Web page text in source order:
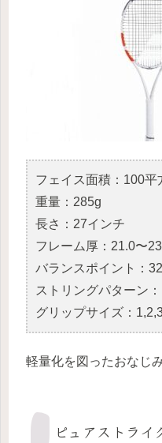
フェイス面積：100平
重量：285g
長さ：27インチ
フレーム厚：21.0〜
バランスポイント：
ストリングパターン
グリップサイズ：
軽量化を図ったおなじ
ピュアストライ